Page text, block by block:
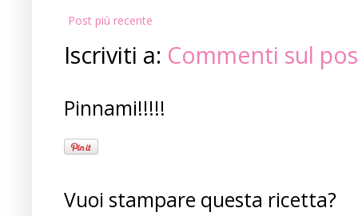
Post più recente
Iscriviti a: Commenti sul
Pinnami!!!!!
Vuoi stampare questa ricetta?